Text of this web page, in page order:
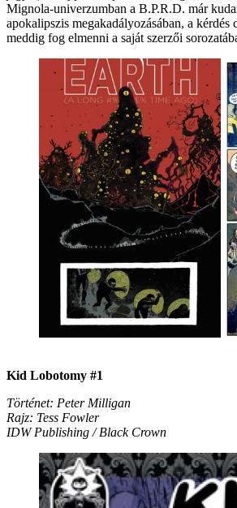
Mignola-univerzumban a B.P.R.D. már
apokalipszis megakadályozásában, a kérdés
meddig fog elmenni a saját szerzői
Kid Lobotomy #1
Történet: Peter Milligan
Rajz: Tess Fowler
IDW Publishing / Black Crown